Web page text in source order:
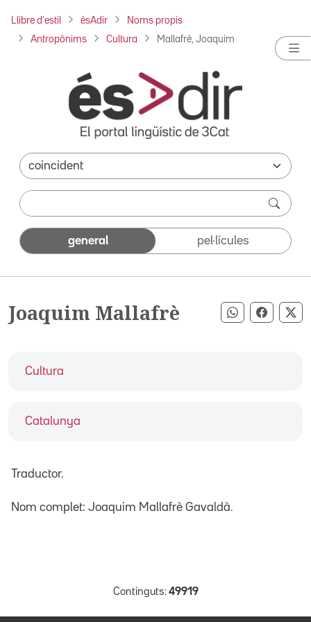
Llibre d'estil ésAdir Noms propis
Antropònims Cultura Mallafrè, Joaquim
general pel·lícules
Joaquim Mallafrè Compartir
Cultura
Catalunya
Traductor.
Nom complet: Joaquim Mallafrè Gavaldà.
Continguts: 49919